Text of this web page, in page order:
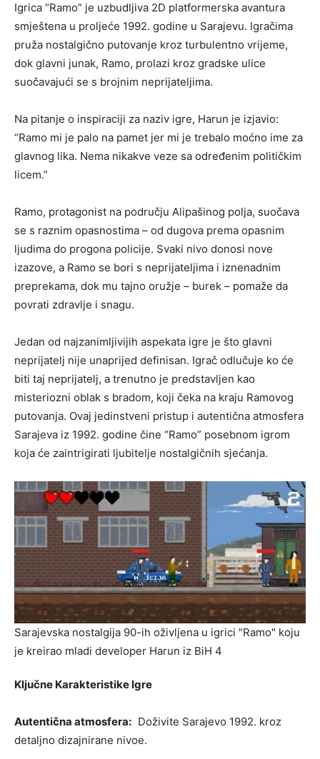
Igrica “Ramo” je uzbudljiva 2D platformerska avantura
smještena u proljeće 1992. godine u Sarajevu. Igračima
pruža nostalgično putovanje kroz turbulentno vrijeme,
dok glavni junak, Ramo, prolazi kroz gradske ulice
suočavajući se s brojnim neprijateljima.
Na pitanje o inspiraciji za naziv igre, Harun je izjavio:
“Ramo mi je palo na pamet jer mi je trebalo moćno ime za
glavnog lika. Nema nikakve veze sa određenim političkim
licem.”
Ramo, protagonist na području Alipašinog polja, suočava
se s raznim opasnostima – od dugova prema opasnim
ljudima do progona policije. Svaki nivo donosi nove
izazove, a Ramo se bori s neprijateljima i iznenadnim
preprekama, dok mu tajno oružje – burek – pomaže da
povrati zdravlje i snagu.
Jedan od najzanimljivijih aspekata igre je što glavni
neprijatelj nije unaprijed definisan. Igrač odlučuje ko će
biti taj neprijatelj, a trenutno je predstavljen kao
misteriozni oblak s bradom, koji čeka na kraju Ramovog
putovanja. Ovaj jedinstveni pristup i autentična atmosfera
Sarajeva iz 1992. godine čine “Ramo” posebnom igrom
koja će zaintrigirati ljubitelje nostalgičnih sjećanja.
Sarajevska nostalgija 90-ih oživljena u igrici "Ramo" koju
je kreirao mladi developer Harun iz BiH 4
Ključne Karakteristike Igre
Autentična atmosfera: Doživite Sarajevo 1992. kroz
detaljno dizajnirane nivoe.